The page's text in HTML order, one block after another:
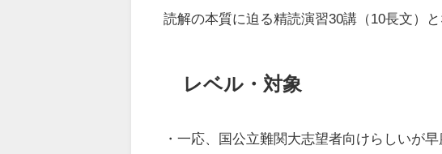
読解の本質に迫る精読演習30講（10長文）と
レベル・対象
・一応、国公立難関大志望者向けらしいが